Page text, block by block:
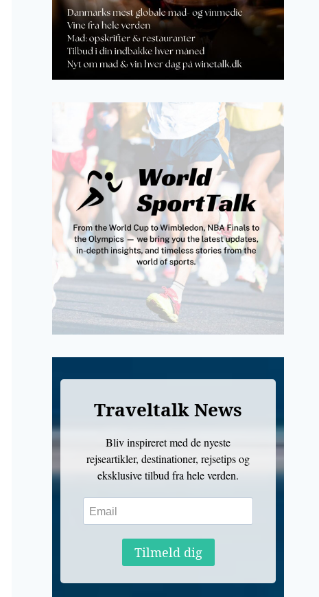
Traveltalk News
Bliv inspireret med de nyeste
rejseartikler, destinationer, rejsetips og
eksklusive tilbud fra hele verden.
Tilmeld dig